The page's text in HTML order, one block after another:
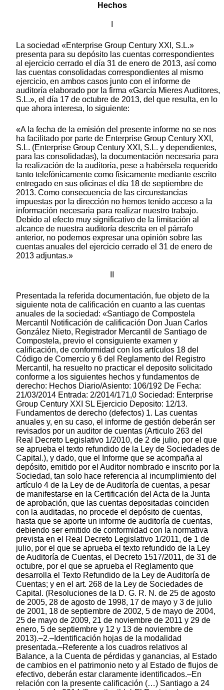
Hechos
La sociedad «Enterprise Group Century XXI, S.L.»
presenta para su depósito las cuentas correspondientes
al ejercicio cerrado el día 31 de enero de 2013, así como
las cuentas consolidadas correspondientes al mismo
ejercicio, en ambos casos junto con el informe de
auditoría elaborado por la firma «García Mieres Auditores,
S.L.», el día 17 de octubre de 2013, del que resulta, en lo
que ahora interesa, lo siguiente:
«A la fecha de la emisión del presente informe no se nos
ha facilitado por parte de Enterprise Group Century XXI,
S.L. (Enterprise Group Century XXI, S.L. y dependientes,
para las consolidadas), la documentación necesaria para
la realización de la auditoría, pese a habérsela requerido
tanto telefónicamente como físicamente mediante escrito
entregado en sus oficinas el día 18 de septiembre de
2013. Como consecuencia de las circunstancias
impuestas por la dirección no hemos tenido acceso a la
información necesaria para realizar nuestro trabajo.
Debido al efecto muy significativo de la limitación al
alcance de nuestra auditoría descrita en el párrafo
anterior, no podemos expresar una opinión sobre las
cuentas anuales del ejercicio cerrado el 31 de enero de
2013 adjuntas.»
Presentada la referida documentación, fue objeto de la
siguiente nota de calificación en cuanto a las cuentas
anuales de la sociedad: «Santiago de Compostela
Mercantil Notificación de calificación Don Juan Carlos
González Nieto, Registrador Mercantil de Santiago de
Compostela, previo el consiguiente examen y
calificación, de conformidad con los artículos 18 del
Código de Comercio y 6 del Reglamento del Registro
Mercantil, ha resuelto no practicar el deposito solicitado
conforme a los siguientes hechos y fundamentos de
derecho: Hechos Diario/Asiento: 106/192 De Fecha:
21/03/2014 Entrada: 2/2014/171,0 Sociedad: Enterprise
Group Century XXI SL Ejercicio Deposito: 12/13.
Fundamentos de derecho (defectos) 1. Las cuentas
anuales y, en su caso, el informe de gestión deberán ser
revisados por un auditor de cuentas (Articulo 263 del
Real Decreto Legislativo 1/2010, de 2 de julio, por el que
se aprueba el texto refundido de la Ley de Sociedades de
Capital.), y dado, que el Informe que se acompaña al
depósito, emitido por el Auditor nombrado e inscrito por la
Sociedad, tan solo hace referencia al incumplimiento del
artículo 4 de la Ley de de Auditoría de cuentas, a pesar
de manifestarse en la Certificación del Acta de la Junta
de aprobación, que las cuentas depositadas coinciden
con la auditadas, no procede el depósito de cuentas,
hasta que se aporte un informe de auditoría de cuentas,
debiendo ser emitido de conformidad con la normativa
prevista en el Real Decreto Legislativo 1/2011, de 1 de
julio, por el que se aprueba el texto refundido de la Ley
de Auditoría de Cuentas, el Decreto 1517/2011, de 31 de
octubre, por el que se aprueba el Reglamento que
desarrolla el Texto Refundido de la Ley de Auditoría de
Cuentas; y en el art. 268 de la Ley de Sociedades de
Capital. (Resoluciones de la D. G. R. N. de 25 de agosto
de 2005, 28 de agosto de 1998, 17 de mayo y 3 de julio
de 2001, 18 de septiembre de 2002, 5 de mayo de 2004,
25 de mayo de 2009, 21 de noviembre de 2011 y 29 de
enero, 5 de septiembre y 12 y 13 de noviembre de
2013).–2.–Identificación hojas de la modalidad
presentada.–Referente a los cuadros relativos al
Balance, a la Cuenta de pérdidas y ganancias, al Estado
de cambios en el patrimonio neto y al Estado de flujos de
efectivo, deberán estar claramente identificados.–En
relación con la presente calificación (…) Santiago a 24